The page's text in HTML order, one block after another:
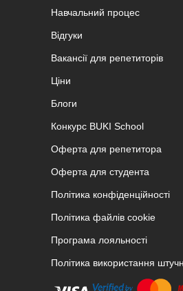
Навчальний процес
Відгуки
Вакансії для репетиторів
Ціни
Блоги
Конкурс BUKI School
Оферта для репетитора
Оферта для студента
Політика конфіденційності
Політика файлів cookie
Програма лояльності
Політика використання